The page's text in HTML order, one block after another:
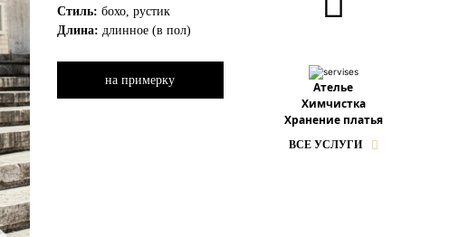
Ателье
Химчистка
Хранение платья
ВСЕ УСЛУГИ
Стиль:бохо, рустик
Длина:длинное (в пол)
на примерку